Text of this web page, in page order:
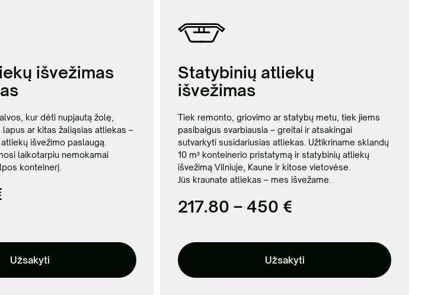
išvežimas
kur dėti nupjautą žolę,
ar kitas žaliąsias atliekas –
išvežimo paslaugą.
laikotarpiu nemokamai
konteinerį.
Užsakyti
Statybinių atliekų
išvežimas
Tiek remonto, griovimo ar statybų metu, tiek jiems
pasibaigus svarbiausia – greitai ir atsakingai
sutvarkyti susidariusias atliekas. Užtikriname sklandų
10 m³ konteinerio pristatymą ir statybinių atliekų
išvežimą Vilniuje, Kaune ir kitose vietovėse.
Jūs kraunate atliekas – mes išvežame.
217.80 – 450 €
Užsakyti